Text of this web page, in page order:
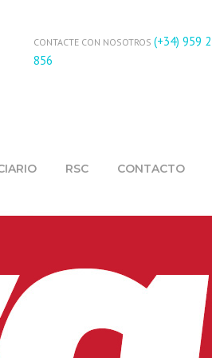
CONTACTE CON NOSOTROS (+34) 959
856
RSC CONTACTO